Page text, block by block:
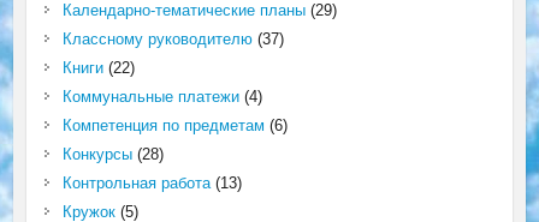
Календарно-тематические планы(29)
Классному руководителю(37)
Книги(22)
Коммунальные платежи(4)
Компетенция по предметам (6)
Конкурсы(28)
Контрольная работа(13)
Кружок(5)